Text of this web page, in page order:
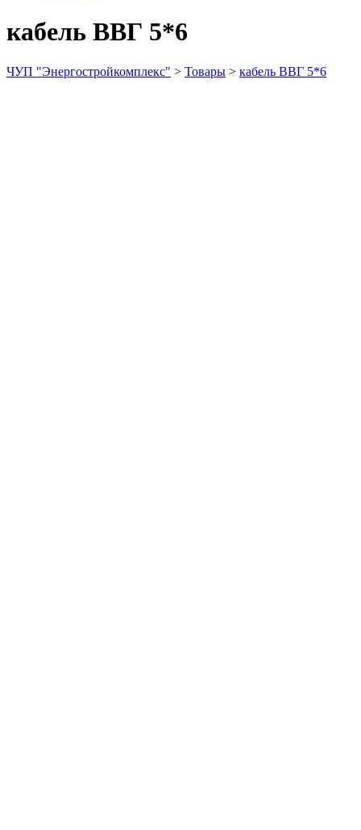
кабель ВВГ 5*6
ЧУП "Энергостройкомплекс" > Товары > кабель ВВГ 5*6